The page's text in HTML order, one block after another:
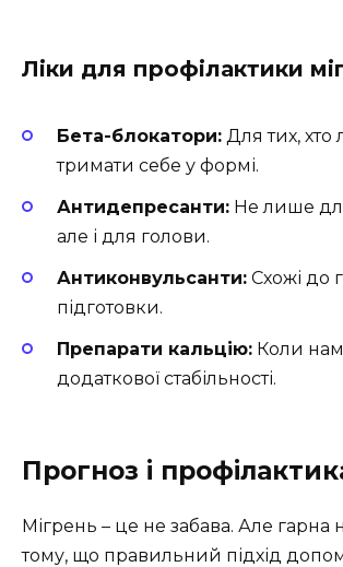
Ліки для профілактики
Бета-блокатори: Для тих, хто
тримати себе у формі.
Антидепресанти: Не лише
але і для голови.
Антиконвульсанти: Схожі до
підготовки.
Препарати кальцію: Коли
додаткової стабільності.
Прогноз і
Мігрень – це не забава. Але гарна
тому, що правильний підхід